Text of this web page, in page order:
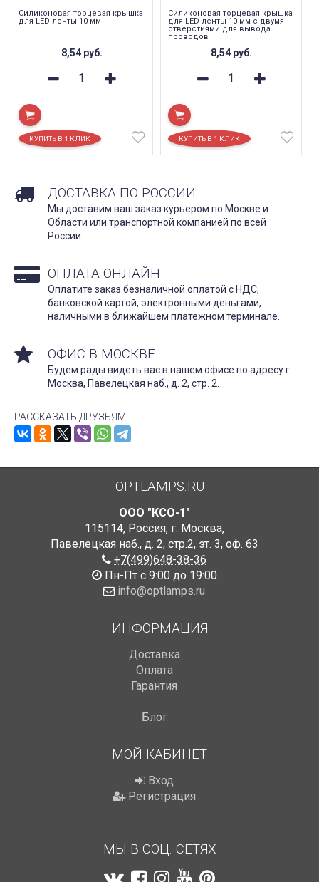
Силиконовая торцевая крышка
для LED ленты 10 мм
8,54 руб.
Силиконовая торцевая крышка
для LED ленты 10 мм с двумя
отверстиями для вывода
проводов
8,54 руб.
ДОСТАВКА ПО РОССИИ
Мы доставим ваш заказ курьером по Москве и
Области или транспортной компанией по всей
России.
ОПЛАТА ОНЛАЙН
Оплатите заказ безналичной оплатой с НДС,
банковской картой, электронными деньгами,
наличными в ближайшем платежном терминале.
ОФИС В МОСКВЕ
Будем рады видеть вас в нашем офисе по адресу г.
Москва, Павелецкая наб., д. 2, стр. 2.
РАССКАЗАТЬ ДРУЗЬЯМ!
OPTLAMPS.RU
ООО "КСО-1"
115114, Россия, г. Москва,
Павелецкая наб., д. 2, стр.2, эт. 3, оф. 63
+7(499)648-38-36
Пн-Пт с 9:00 до 19:00
info@optlamps.ru
ИНФОРМАЦИЯ
Доставка
Оплата
Гарантия
Блог
МОЙ КАБИНЕТ
Вход
Регистрация
МЫ В СОЦ. СЕТЯХ